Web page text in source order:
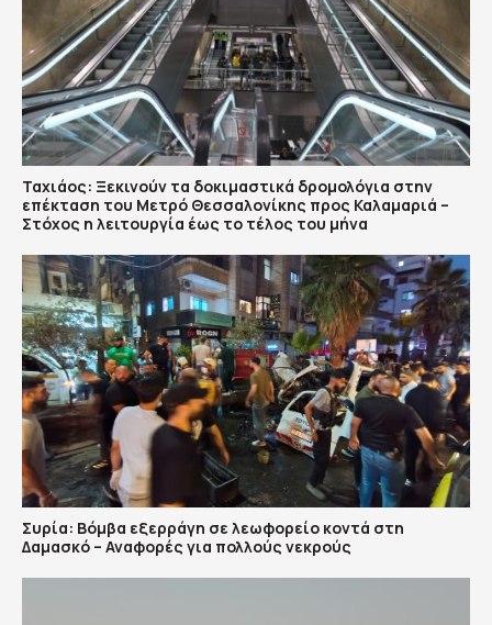
Ταχιάος: Ξεκινούν τα δοκιμαστικά δρομολόγια στην
επέκταση του Μετρό Θεσσαλονίκης προς Καλαμαριά –
Στόχος η λειτουργία έως το τέλος του μήνα
Συρία: Βόμβα εξερράγη σε λεωφορείο κοντά στη
Δαμασκό – Αναφορές για πολλούς νεκρούς